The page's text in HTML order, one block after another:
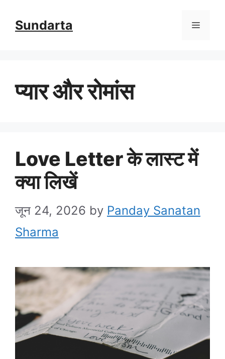
Sundarta Menu
प्यार और रोमांस
Love Letter के लास्ट में
क्या लिखें
जून 24, 2026 by Panday Sanatan
Sharma